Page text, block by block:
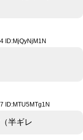
ID:MjQyNjM1N
ID:MTU5MTg1N
半ギレ